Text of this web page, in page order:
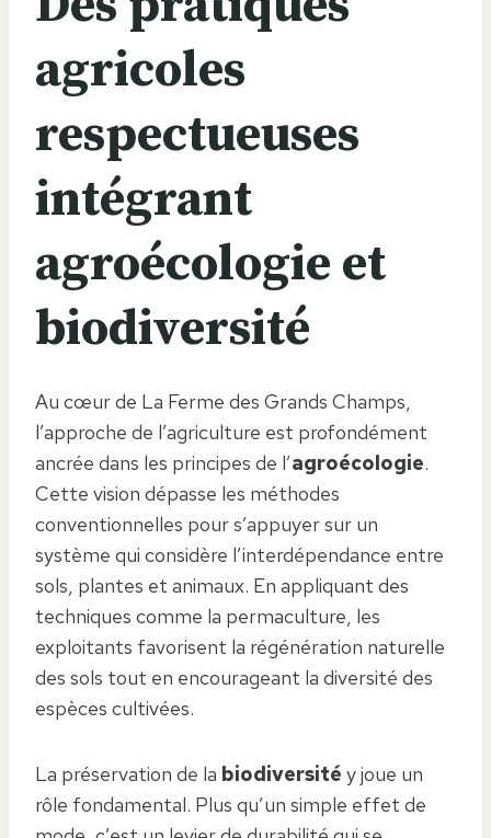
agricoles
respectueuses
intégrant
agroécologie et
biodiversité
Au cœur de La Ferme des Grands Champs,
l’approche de l’agriculture est profondément
ancrée dans les principes de l’agroécologie.
Cette vision dépasse les méthodes
conventionnelles pour s’appuyer sur un
système qui considère l’interdépendance entre
sols, plantes et animaux. En appliquant des
techniques comme la permaculture, les
exploitants favorisent la régénération naturelle
des sols tout en encourageant la diversité des
espèces cultivées.
La préservation de la biodiversité y joue un
rôle fondamental. Plus qu’un simple effet de